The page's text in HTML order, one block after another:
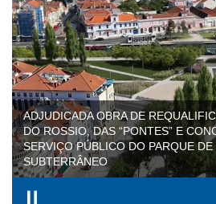
ADJUDICADA OBRA DE
DO ROSSIO, DAS “PONTES” E
SERVIÇO PÚBLICO DO PARQUE
SUBTERRÂNEO